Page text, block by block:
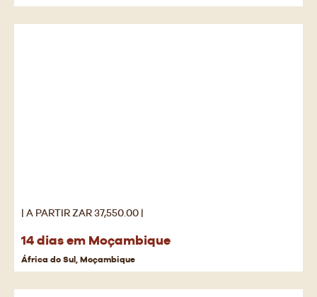
| A PARTIR ZAR 37,550.00 |
14 dias em Moçambique
África do Sul, Moçambique